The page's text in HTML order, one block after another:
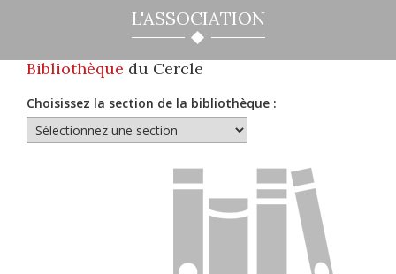
L'ASSOCIATION
Bibliothèque du Cercle
Choisissez la section de la bibliothèque :